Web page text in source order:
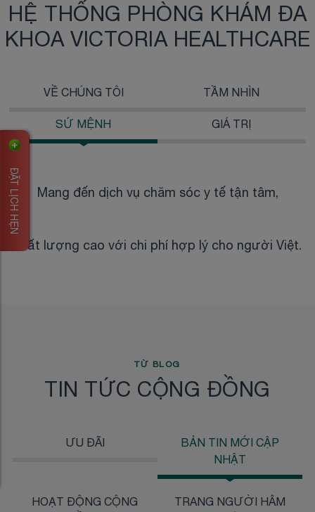
HỆ THỐNG PHÒNG KHÁM ĐA
KHOA VICTORIA HEALTHCARE
VỀ CHÚNG TÔI TẦM NHÌN
SỨ MỆNH GIÁ TRỊ
Mang đến dịch vụ chăm sóc y tế tận tâm,
chất lượng cao với chi phí hợp lý cho người Việt.
TỪ BLOG
TIN TỨC CỘNG ĐỒNG
ƯU ĐÃI
BẢN TIN MỚI CẬP
NHẬT
HOẠT ĐỘNG CỘNG TRANG NGƯỜI HÂM
ĐẶT LỊCH HẸN